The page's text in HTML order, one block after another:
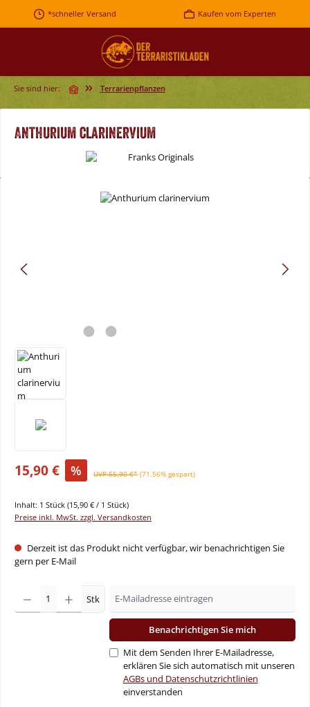
Zum Hauptinhalt springen
*schneller Versand Kaufen vom Experten
Sie sind hier: Terrarienpflanzen
Anthurium clarinervium
Bildergalerie überspringen
15,90 € % UVP 55,90 €* (71.56% gespart)
Inhalt: 1 Stück (15,90 € / 1 Stück)
Preise inkl. MwSt. zzgl. Versandkosten
Derzeit ist das Produkt nicht verfügbar, wir benachrichtigen Sie
gern per E-Mail
Stk
Benachrichtigen Sie mich
Mit dem Senden Ihrer E-Mailadresse,
erklären Sie sich automatisch mit unseren
AGBs und Datenschutzrichtlinien
einverstanden